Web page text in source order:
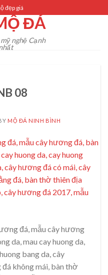
đẹp giá
ĐÁ
nghệ Cạnh
08
MỘ ĐÁ NINH BÌNH